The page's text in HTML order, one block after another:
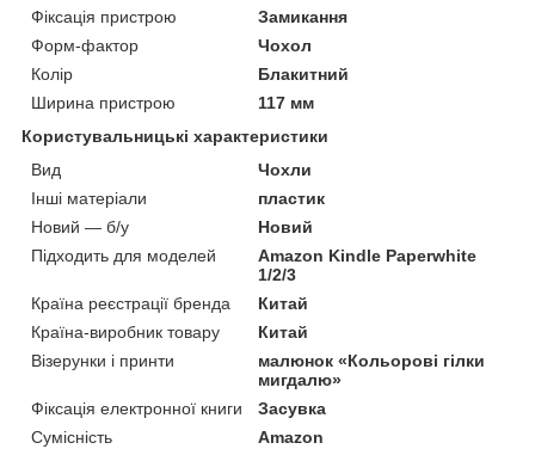
Фіксація пристрою
Замикання
Форм-фактор
Чохол
Колір
Блакитний
Ширина пристрою
117 мм
Користувальницькі характеристики
Вид
Чохли
Інші матеріали
пластик
Новий — б/у
Новий
Підходить для моделей
Amazon Kindle Paperwhite
1/2/3
Країна реєстрації бренда
Китай
Країна-виробник товару
Китай
Візерунки і принти
малюнок «Кольорові гілки
мигдалю»
Фіксація електронної книги
Засувка
Сумісність
Amazon